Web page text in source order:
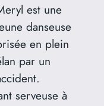
est une
danseuse
en plein
par un
serveuse à